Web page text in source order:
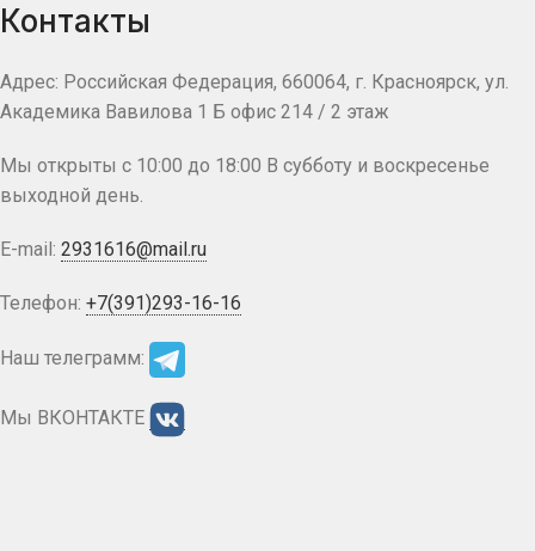
Контакты
Адрес: Российская Федерация, 660064, г. Красноярск, ул.
Академика Вавилова 1 Б офис 214 / 2 этаж
Мы открыты с 10:00 до 18:00 В субботу и воскресенье
выходной день.
E-mail: 2931616@mail.ru
Телефон: +7(391)293-16-16
Наш телеграмм:
Мы ВКОНТАКТЕ